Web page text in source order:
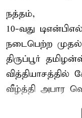
நத்தம்,
10-வது டிஎன்பிஎல்
நடைபெற்ற
திருப்பூர்
வித்தியாசத்தில்
வீழ்த்தி அபார